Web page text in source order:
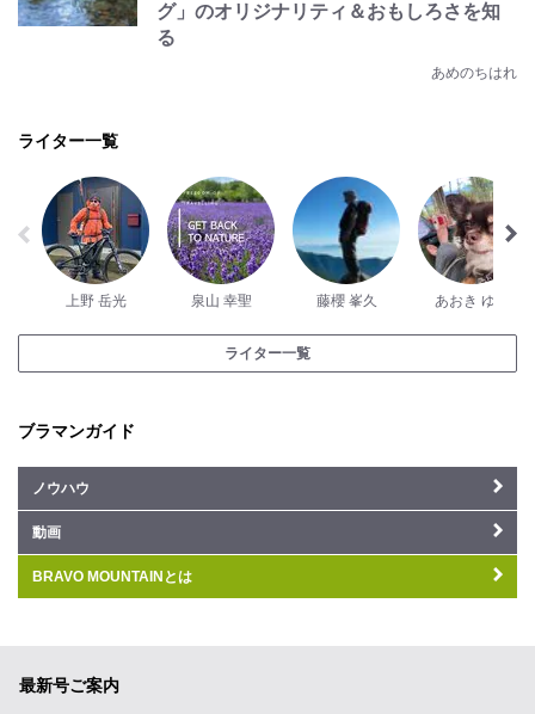
グ」のオリジナリティ＆おもしろさを知
る
あめのちはれ
ライター一覧
上野 岳光 泉山 幸聖 藤櫻 峯久 あおき ゆう
ライター一覧
ブラマンガイド
ノウハウ
動画
BRAVO MOUNTAINとは
最新号ご案内